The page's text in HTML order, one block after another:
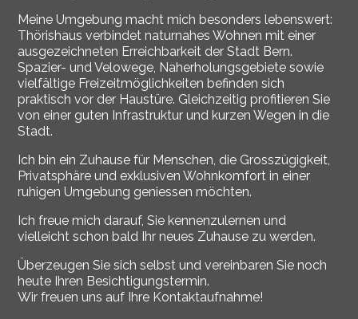
Meine Umgebung macht mich besonders lebenswert:
Thörishaus verbindet naturnahes Wohnen mit einer
ausgezeichneten Erreichbarkeit der Stadt Bern.
Spazier- und Velowege, Naherholungsgebiete sowie
vielfältige Freizeitmöglichkeiten befinden sich
praktisch vor der Haustüre. Gleichzeitig profitieren Sie
von einer guten Infrastruktur und kurzen Wegen in die
Stadt.
Ich bin ein Zuhause für Menschen, die Grosszügigkeit,
Privatsphäre und exklusiven Wohnkomfort in einer
ruhigen Umgebung geniessen möchten.
Ich freue mich darauf, Sie kennenzulernen und
vielleicht schon bald Ihr neues Zuhause zu werden.
Überzeugen Sie sich selbst und vereinbaren Sie noch
heute Ihren Besichtigungstermin.
Wir freuen uns auf Ihre Kontaktaufnahme!